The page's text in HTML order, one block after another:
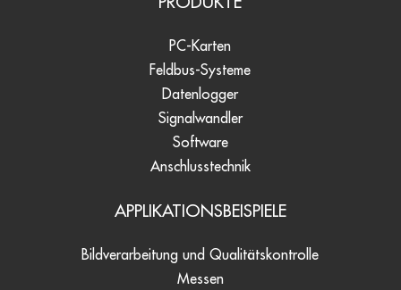
PC-Karten
Feldbus-Systeme
Datenlogger
Signalwandler
Software
Anschlusstechnik
APPLIKATIONSBEISPIELE
Bildverarbeitung und Qualitätskontrolle
Messen